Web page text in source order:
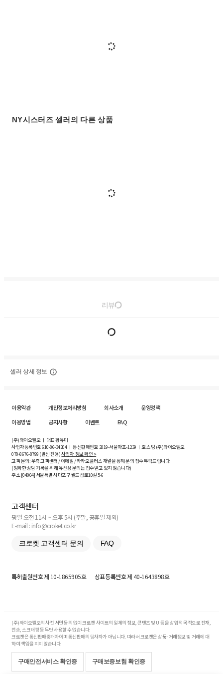
NY시스터즈 셀러의 다른 상품
리뷰
셀러 상세 정보
이용약관 개인정보처리방침 회사소개
운영정책
이용방법
공지사항 이벤트 FAQ
(주)와이오엘오 ㅣ 대표 황유미
사업자등록번호610-86-34204ㅣ 통신판매번호 2019-서울마포-1239 ㅣ 호스팅 (주)와이오엘오
070-8676-8799 (발신 전용)사업자 정보 확인 >
고객 문의: 우측 고객센터 / 이메일 / 카카오플러스 채널을 통해 문의 접수 부탁드립니다.
(정확한 상담 기록을 위해 유선상 문의는 접수받고 있지 않습니다)
주소 [04004] 서울특별시 마포구 월드컵로10길5-6
고객센터
평일 오전 11시 ~ 오후 5시 (주말, 공휴일 제외)
E-mail : info@croket.co.kr
크로켓 고객센터 문의 FAQ
특허출원번호제 10-1865905호 상표등록번호제 40-1643898호
(주)와이오엘오의 사전 서면 동의 없이 크로켓 사이트의 일체의 정보, 콘텐츠 및 UI등을 상업적 목적으로 전재,
전송, 스크래핑 등 무단 사용할 수 없습니다.
크로켓은 통신판매중개자이며 통신판매의 당사자가 아닙니다. 따라서 크로켓은 상품·거래정보 및 거래에 대
하여 책임을 지지 않습니다.
구매안전서비스 확인증 구매보증보험 확인증